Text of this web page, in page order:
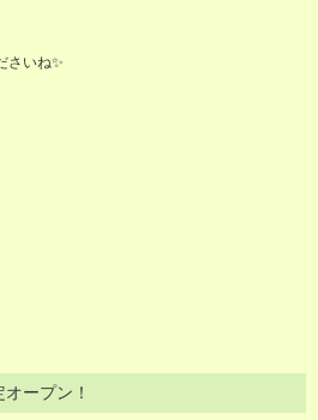
さいね✨
ープン！